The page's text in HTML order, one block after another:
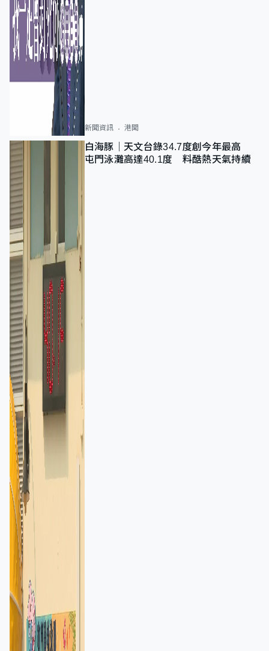
新聞資訊 港聞
白海豚｜天文台錄34.7度創今年最高
屯門泳灘高達40.1度 料酷熱天氣持續